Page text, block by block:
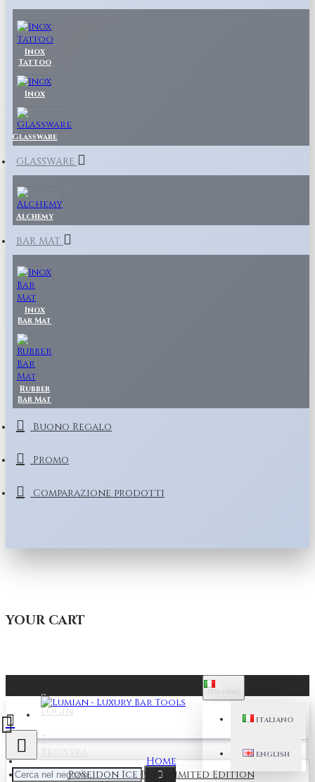
Inox
Tattoo
Inox
Glassware
GLASSWARE
Alchemy
BAR MAT
Inox
Bar Mat
Rubber
Bar Mat
Buono Regalo
Promo
Comparazione prodotti
YOUR CART
Login
Registra
ITALIANO
ENGLISH
Home
Poseidon Ice Pick- Limited Edition